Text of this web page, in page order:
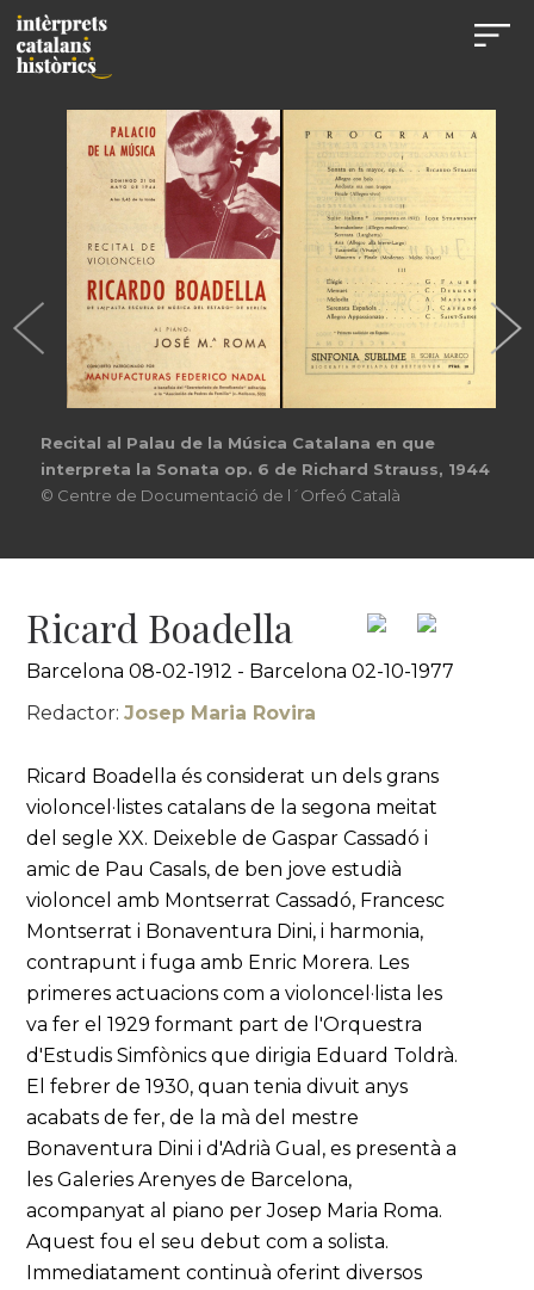
Recital al Palau de la Música Catalana en que
interpreta la Sonata op. 6 de Richard Strauss, 1944
© Centre de Documentació de l´Orfeó Català
Ricard Boadella
Barcelona 08-02-1912 - Barcelona 02-10-1977
Redactor:Josep Maria Rovira
Ricard Boadella és considerat un dels grans
violoncel·listes catalans de la segona meitat
del segle XX. Deixeble de Gaspar Cassadó i
amic de Pau Casals, de ben jove estudià
violoncel amb Montserrat Cassadó, Francesc
Montserrat i Bonaventura Dini, i harmonia,
contrapunt i fuga amb Enric Morera. Les
primeres actuacions com a violoncel·lista les
va fer el 1929 formant part de l'Orquestra
d'Estudis Simfònics que dirigia Eduard Toldrà.
El febrer de 1930, quan tenia divuit anys
acabats de fer, de la mà del mestre
Bonaventura Dini i d'Adrià Gual, es presentà a
les Galeries Arenyes de Barcelona,
acompanyat al piano per Josep Maria Roma.
Aquest fou el seu debut com a solista.
Immediatament continuà oferint diversos